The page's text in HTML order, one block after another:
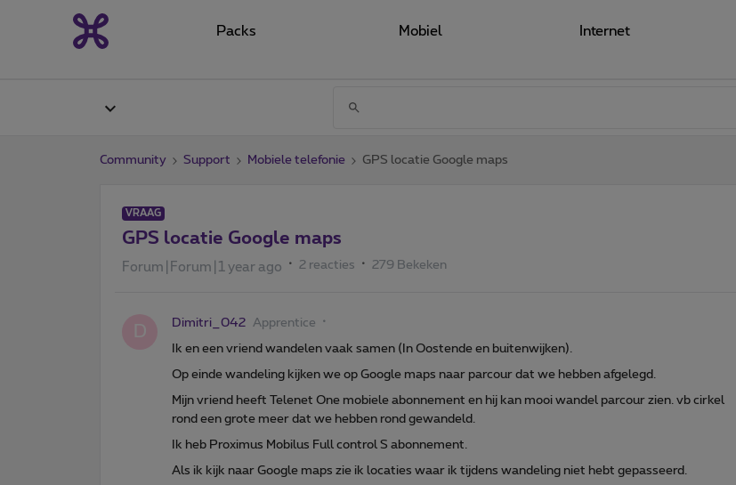
Packs Mobiel Internet
Community Support Mobiele telefonie GPS locatie Google maps
VRAAG
GPS locatie Google maps
Forum|Forum|1 year ago 2 reacties 279 Bekeken
D Dimitri_042 Apprentice
Ik en een vriend wandelen vaak samen (In Oostende en buitenwijken).
Op einde wandeling kijken we op Google maps naar parcour dat we hebben afgelegd.
Mijn vriend heeft Telenet One mobiele abonnement en hij kan mooi wandel parcour zien. vb cirkel
rond een grote meer dat we hebben rond gewandeld.
Ik heb Proximus Mobilus Full control S abonnement.
Als ik kijk naar Google maps zie ik locaties waar ik tijdens wandeling niet hebt gepasseerd.